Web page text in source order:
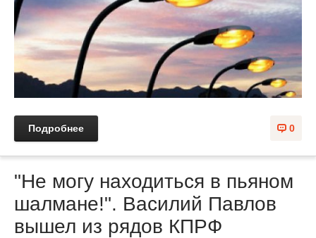
0
Подробнее
"Не могу находиться в пьяном
шалмане!". Василий Павлов
вышел из рядов КПРФ